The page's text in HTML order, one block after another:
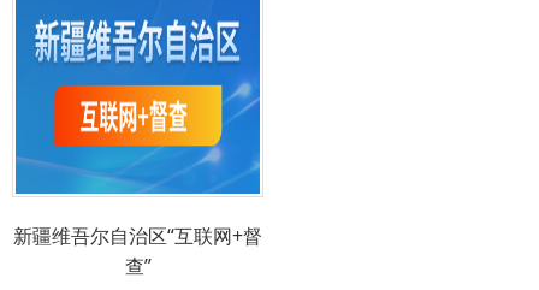
新疆维吾尔自治区“互联网+督
查”